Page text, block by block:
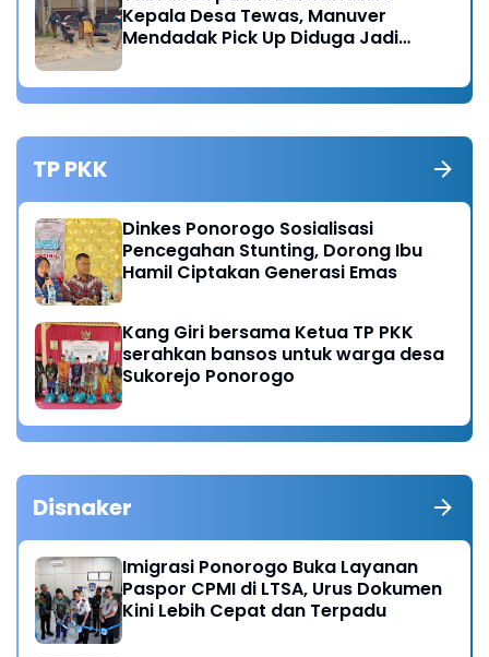
Kepala Desa Tewas, Manuver
Mendadak Pick Up Diduga Jadi
TP PKK
Dinkes Ponorogo Sosialisasi
Pencegahan Stunting, Dorong Ibu
Hamil Ciptakan Generasi Emas
Kang Giri bersama Ketua TP PKK
serahkan bansos untuk warga desa
Sukorejo Ponorogo
Disnaker
Imigrasi Ponorogo Buka Layanan
Paspor CPMI di LTSA, Urus Dokumen
Kini Lebih Cepat dan Terpadu